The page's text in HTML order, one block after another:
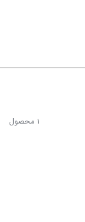
1 محصول